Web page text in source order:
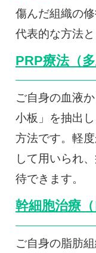
傷んだ組織の
代表的な方法
PRP療法（
ご自身の血液
小板」を抽出
方法です。軽
して用いられ
待できます。
幹細胞治療（
ご自身の脂肪